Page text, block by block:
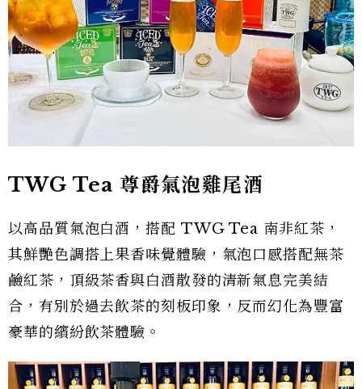
TWG Tea 尊爵氣泡雞尾酒
以高品質氣泡白酒，搭配 TWG Tea 南非紅茶，
其鮮艷色調搭上果香味覺體驗，氣泡口感搭配無茶
鹼紅茶，頂級茶香與白酒散發的清新氣息完美結
合，有別於過去飲茶的刻板印象，反而幻化為豐富
豪華的繽紛飲茶體驗。